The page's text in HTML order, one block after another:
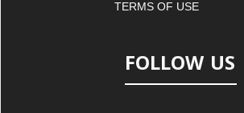
TERMS OF USE
FOLLOW US